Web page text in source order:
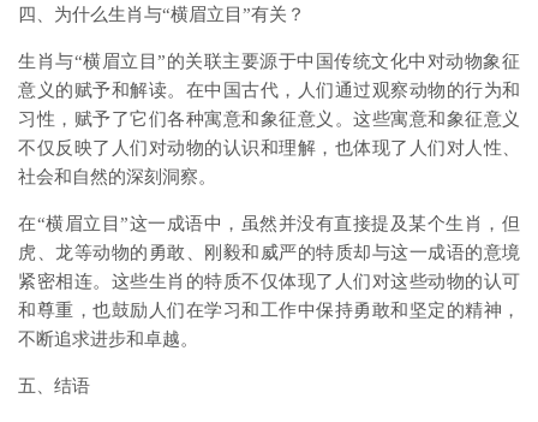
四、为什么生肖与“横眉立目”有关？
生肖与“横眉立目”的关联主要源于中国传统文化中对动物象征
意义的赋予和解读。在中国古代，人们通过观察动物的行为和
习性，赋予了它们各种寓意和象征意义。这些寓意和象征意义
不仅反映了人们对动物的认识和理解，也体现了人们对人性、
社会和自然的深刻洞察。
在“横眉立目”这一成语中，虽然并没有直接提及某个生肖，但
虎、龙等动物的勇敢、刚毅和威严的特质却与这一成语的意境
紧密相连。这些生肖的特质不仅体现了人们对这些动物的认可
和尊重，也鼓励人们在学习和工作中保持勇敢和坚定的精神，
不断追求进步和卓越。
五、结语